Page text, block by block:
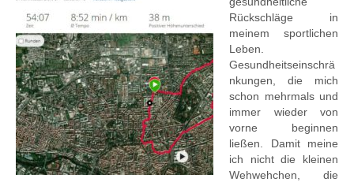
Rückschläge in
meinem sportlichen
Leben.
Gesundheitseinschrä
nkungen, die mich
schon mehrmals und
immer wieder von
vorne beginnen
ließen. Damit meine
ich nicht die kleinen
Wehwehchen, die